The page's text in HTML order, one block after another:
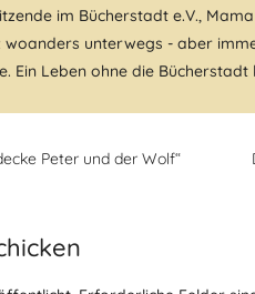
im Bücherstadt e.V.,
woanders unterwegs - aber
Ein Leben ohne die
Peter und der Wolf“